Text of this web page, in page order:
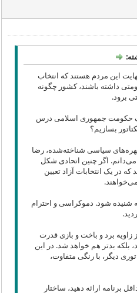
این مردم هستند که انتخاب
داشته باشند، کشور چگونه
برود.
این ۴۷ سال تاریک حکومت جمهوری اسلامی درس
بسازیم؟
چهره‌های سیاسی شناخته‌شده، رضا
می‌دانم. اگر چنین اتحادی شکل
در یک انتخابات آزاد تعیین
شنیده شود. دموکراسی و احترام
برد و باخت و بازی قدرت
بلکه بدتر هم خواهد شد. در این
دیگر، با رنگی متفاوت،
برنامه ارائه دهید، ساختار